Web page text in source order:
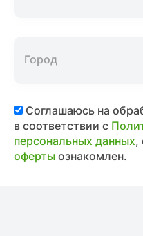
Соглашаюсь на
в соответствии с
персональных данных,
офертыознакомлен.